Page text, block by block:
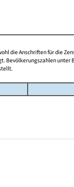
die Anschriften für die
Bevölkerungszahlen unter